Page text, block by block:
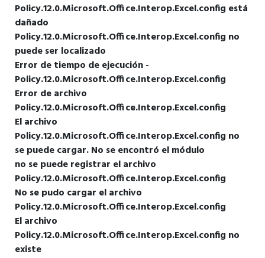
Policy.12.0.Microsoft.Office.Interop.Excel.config está
dañado
Policy.12.0.Microsoft.Office.Interop.Excel.config no
puede ser localizado
Error de tiempo de ejecución -
Policy.12.0.Microsoft.Office.Interop.Excel.config
Error de archivo
Policy.12.0.Microsoft.Office.Interop.Excel.config
El archivo
Policy.12.0.Microsoft.Office.Interop.Excel.config no
se puede cargar. No se encontró el módulo
no se puede registrar el archivo
Policy.12.0.Microsoft.Office.Interop.Excel.config
No se pudo cargar el archivo
Policy.12.0.Microsoft.Office.Interop.Excel.config
El archivo
Policy.12.0.Microsoft.Office.Interop.Excel.config no
existe